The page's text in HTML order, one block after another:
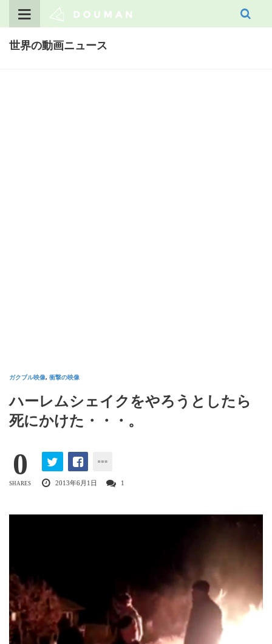
世界の動画ニュース
ガクブル映像, 衝撃の映像
ハーレムシェイクをやろうとしたら
死にかけた・・・。
0
SHARES 2013年6月1日 1